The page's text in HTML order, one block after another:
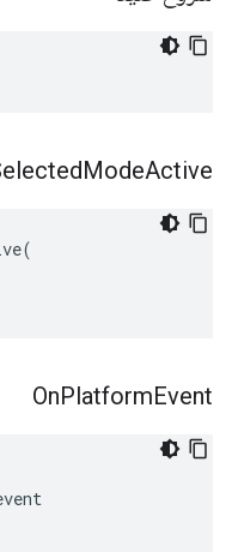
ModeActive
OnPlatformEvent